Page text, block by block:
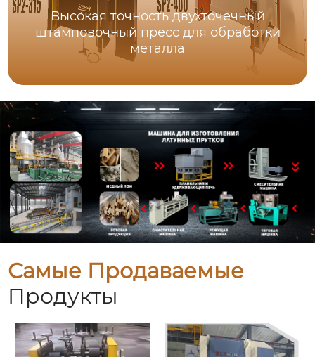
Высокая точность двухточечный
штамповочный пресс для обработки
металла
Самые Продаваемые
Продукты